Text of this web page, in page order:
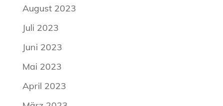
August 2023
Juli 2023
Juni 2023
Mai 2023
April 2023